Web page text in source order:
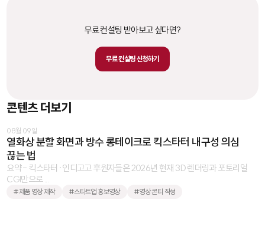
무료 컨설팅 받아보고 싶다면?
무료 컨설팅 신청하기
콘텐츠 더보기
08월 09일
열화상 분할 화면과 방수 롱테이크로 킥스타터 내구성 의심
끊는 법
요약 - 킥스타터·인디고고 후원자들은 2026년 현재 3D 렌더링과 포토리얼
CGI만으로 ...
#제품 영상 제작 #스타트업 홍보영상 #영상 콘티 작성